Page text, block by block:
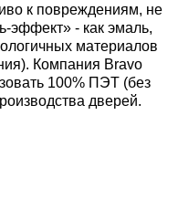
к повреждениям, не
эффект» - как эмаль,
материалов
Компания Bravo
100% ПЭТ (без
дверей.